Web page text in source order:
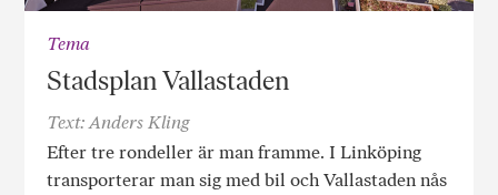
Tema
Stadsplan Vallastaden
Text: Anders Kling
Efter tre rondeller är man framme. I Linköping
transporterar man sig med bil och Vallastaden nås